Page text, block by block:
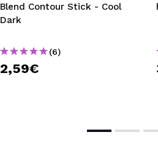
Blend Contour Stick - Cool
Dark
(6)
2,59€